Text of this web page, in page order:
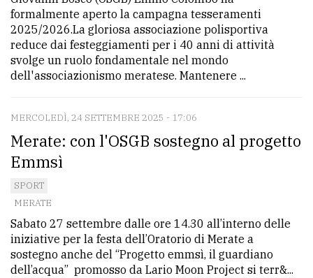
policy
Cookie
policy
formalmente aperto la campagna tesseramenti
2025/2026.La gloriosa associazione polisportiva
reduce dai festeggiamenti per i 40 anni di attività
svolge un ruolo fondamentale nel mondo
dell'associazionismo meratese. Mantenere ...
MERCOLEDÌ, 24 SETTEMBRE 2025 - 17:06
Merate: con l'OSGB sostegno al progetto
Emmsì
SPORT
MERATE
Sabato 27 settembre dalle ore 14.30 all’interno delle
iniziative per la festa dell’Oratorio di Merate a
sostegno anche del “Progetto emmsì, il guardiano
dell’acqua” promosso da Lario Moon Project si terr&...